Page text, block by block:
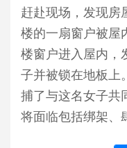
赶赴现场，发现房
楼的一扇窗户被屋
楼窗户进入屋内，
子并被锁在地板上
捕了与这名女子共
将面临包括绑架、